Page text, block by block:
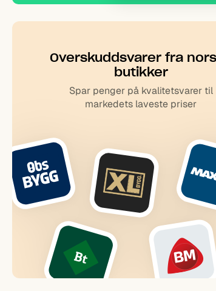
Overskudds­varer fra
butikker
Spar penger på kvalitetsvarer til
markedets laveste priser